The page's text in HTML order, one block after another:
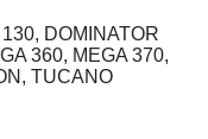
DOMINATOR
360, MEGA 370,
TUCANO